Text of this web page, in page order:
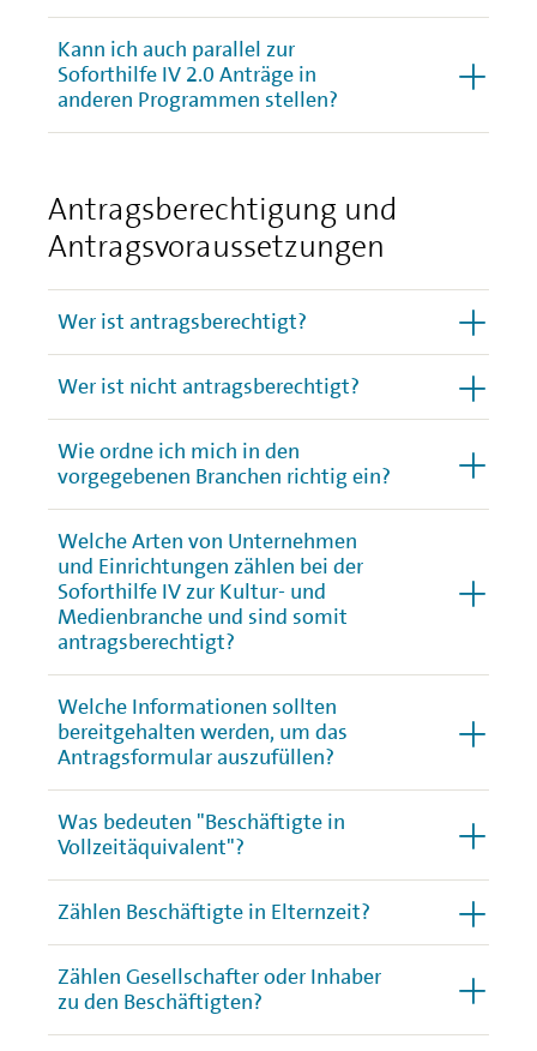
Kann ich auch parallel zur
Soforthilfe IV 2.0 Anträge in
anderen Programmen stellen?
Antragsberechtigung und
Antragsvoraussetzungen
Wer ist antragsberechtigt?
Wer ist nicht antragsberechtigt?
Wie ordne ich mich in den
vorgegebenen Branchen richtig ein?
Welche Arten von Unternehmen
und Einrichtungen zählen bei der
Soforthilfe IV zur Kultur- und
Medienbranche und sind somit
antragsberechtigt?
Welche Informationen sollten
bereitgehalten werden, um das
Antragsformular auszufüllen?
Was bedeuten "Beschäftigte in
Vollzeitäquivalent"?
Zählen Beschäftigte in Elternzeit?
Zählen Gesellschafter oder Inhaber
zu den Beschäftigten?